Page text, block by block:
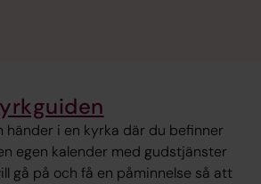
händer i en kyrka där du befinner
egen kalender med gudstjänster
gå på och få en påminnelse så att